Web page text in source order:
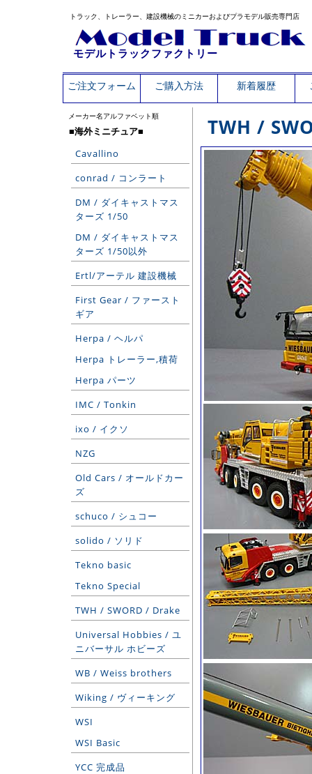
トラック、トレーラー、建設機械のミニカーおよびプラモデル販売専門店
モデルトラックファクトリー
ご注文フォーム ご購入方法 新着履歴
メーカー名アルファベット順
■海外ミニチュア■
Cavallino
conrad / コンラート
DM / ダイキャストマス
ターズ 1/50
DM / ダイキャストマス
ターズ 1/50以外
Ertl/アーテル 建設機械
First Gear / ファースト
ギア
Herpa / ヘルパ
Herpa トレーラー,積荷
Herpa パーツ
IMC / Tonkin
ixo / イクソ
NZG
Old Cars / オールドカー
ズ
schuco / シュコー
solido / ソリド
Tekno basic
Tekno Special
TWH / SWORD / Drake
Universal Hobbies / ユ
ニバーサル ホビーズ
WB / Weiss brothers
Wiking / ヴィーキング
WSI
WSI Basic
YCC 完成品
TWH /